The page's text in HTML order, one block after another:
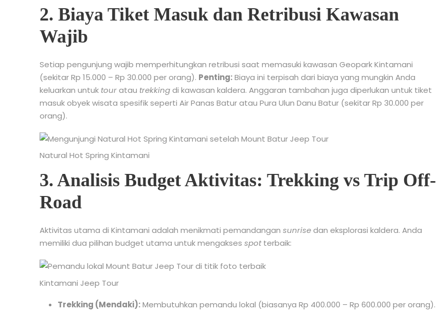
2. Biaya Tiket Masuk dan Retribusi Kawasan
Wajib
Setiap pengunjung wajib memperhitungkan retribusi saat memasuki kawasan Geopark Kintamani
(sekitar Rp 15.000 – Rp 30.000 per orang). Penting:Biaya ini terpisah dari biaya yang mungkin Anda
keluarkan untuk touratau trekkingdi kawasan kaldera. Anggaran tambahan juga diperlukan untuk tiket
masuk obyek wisata spesifik seperti Air Panas Batur atau Pura Ulun Danu Batur (sekitar Rp 30.000 per
orang).
Natural Hot Spring Kintamani
3. Analisis Budget Aktivitas: Trekking vs Trip Off-
Road
Aktivitas utama di Kintamani adalah menikmati pemandangan sunrisedan eksplorasi kaldera. Anda
memiliki dua pilihan budget utama untuk mengakses spotterbaik:
Kintamani Jeep Tour
Trekking (Mendaki):Membutuhkan pemandu lokal (biasanya Rp 400.000 – Rp 600.000 per orang).